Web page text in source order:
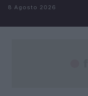
Salta al contenuto
8 Agosto 2026